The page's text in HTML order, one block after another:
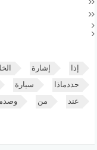
إذا إشارة
حددماذا سيارة
عند من